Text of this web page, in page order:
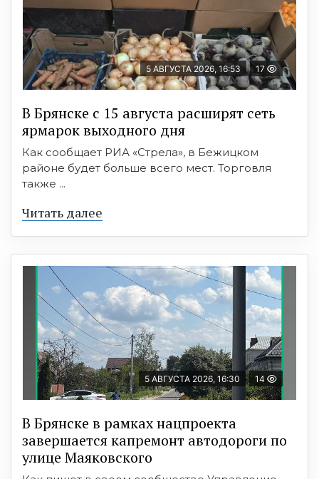
5 АВГУСТА 2026, 16:53 17
В Брянске с 15 августа расширят сеть
ярмарок выходного дня
Как сообщает РИА «Стрела», в Бежицком
районе будет больше всего мест. Торговля
также ...
Читать далее
5 АВГУСТА 2026, 16:30 14
В Брянске в рамках нацпроекта
завершается капремонт автодороги по
улице Маяковского